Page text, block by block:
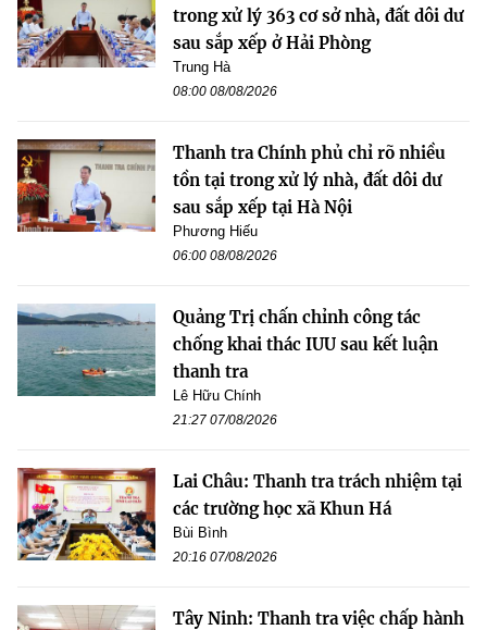
trong xử lý 363 cơ sở nhà, đất dôi dư
sau sắp xếp ở Hải Phòng
Trung Hà
08:00 08/08/2026
Thanh tra Chính phủ chỉ rõ nhiều
tồn tại trong xử lý nhà, đất dôi dư
sau sắp xếp tại Hà Nội
Phương Hiếu
06:00 08/08/2026
Quảng Trị chấn chỉnh công tác
chống khai thác IUU sau kết luận
thanh tra
Lê Hữu Chính
21:27 07/08/2026
Lai Châu: Thanh tra trách nhiệm tại
các trường học xã Khun Há
Bùi Bình
20:16 07/08/2026
Tây Ninh: Thanh tra việc chấp hành